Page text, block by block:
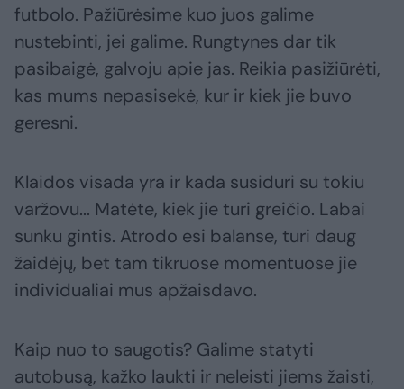
futbolo. Pažiūrėsime kuo juos galime
nustebinti, jei galime. Rungtynes dar tik
pasibaigė, galvoju apie jas. Reikia pasižiūrėti,
kas mums nepasisekė, kur ir kiek jie buvo
geresni.
Klaidos visada yra ir kada susiduri su tokiu
varžovu... Matėte, kiek jie turi greičio. Labai
sunku gintis. Atrodo esi balanse, turi daug
žaidėjų, bet tam tikruose momentuose jie
individualiai mus apžaisdavo.
Kaip nuo to saugotis? Galime statyti
autobusą, kažko laukti ir neleisti jiems žaisti,